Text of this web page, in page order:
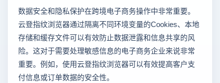
数据安全和隐私保护在跨境电子商务操作中非常重要。
云登指纹浏览器通过隔离不同环境变量的Cookies、本地
存储和缓存文件可以有效防止数据泄露和信息共享的风
险。这对于需要处理敏感信息的电子商务企业来说非常
重要。例如，使用云登指纹浏览器可以有效提高客户支
付信息或订单数据的安全性。